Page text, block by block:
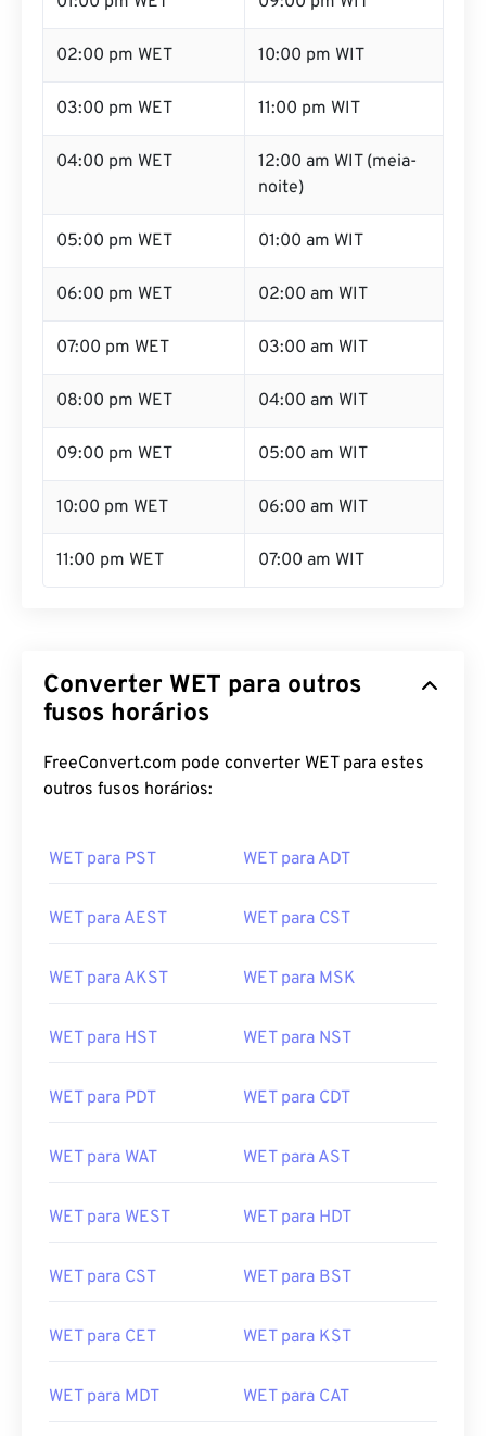
02:00 pm WET 10:00 pm WIT
03:00 pm WET 11:00 pm WIT
04:00 pm WET
12:00 am WIT (meia-
noite)
05:00 pm WET 01:00 am WIT
06:00 pm WET 02:00 am WIT
07:00 pm WET 03:00 am WIT
08:00 pm WET 04:00 am WIT
09:00 pm WET 05:00 am WIT
10:00 pm WET 06:00 am WIT
11:00 pm WET 07:00 am WIT
Converter WET para outros
fusos horários
FreeConvert.com pode converter WET para estes
outros fusos horários:
WET para PST WET para ADT
WET para AEST WET para CST
WET para AKST WET para MSK
WET para HST WET para NST
WET para PDT WET para CDT
WET para WAT WET para AST
WET para WEST WET para HDT
WET para CST WET para BST
WET para CET WET para KST
WET para MDT WET para CAT